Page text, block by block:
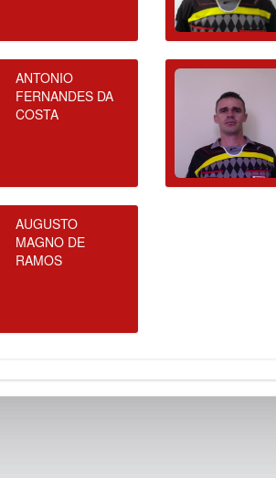
ANTONIO
FERNANDES DA
COSTA
AUGUSTO
MAGNO DE
RAMOS